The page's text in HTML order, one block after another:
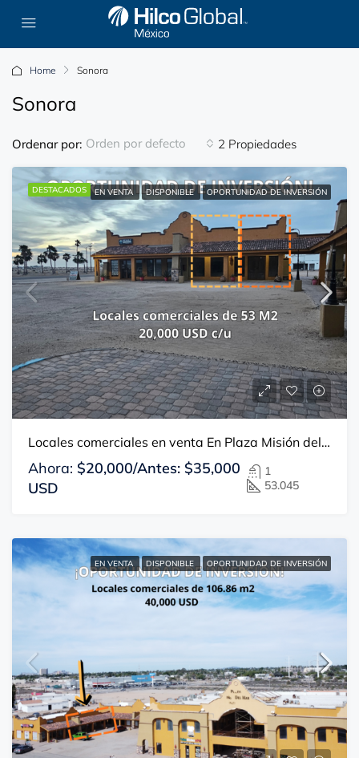
Home Sonora
Sonora
2 Propiedades
Ordenar por: Orden por defecto
DESTACADOS EN VENTA DISPONIBLE OPORTUNIDAD DE INVERSIÓN
Locales comerciales en venta En Plaza Misión del Mar
Ahora: $20,000/Antes: $35,000
USD
1
53.045
EN VENTA DISPONIBLE OPORTUNIDAD DE INVERSIÓN